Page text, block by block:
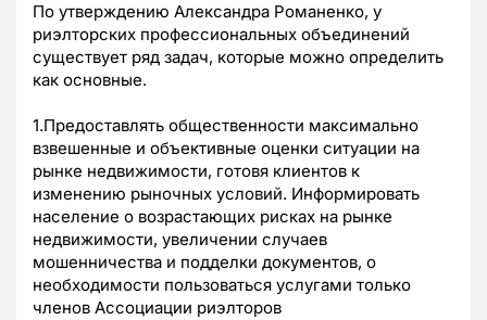
По утверждению Александра Романенко, у
риэлторских профессиональных объединений
существует ряд задач, которые можно определить
как основные.
1.Предоставлять общественности максимально
взвешенные и объективные оценки ситуации на
рынке недвижимости, готовя клиентов к
изменению рыночных условий. Информировать
население о возрастающих рисках на рынке
недвижимости, увеличении случаев
мошенничества и подделки документов, о
необходимости пользоваться услугами только
членов Ассоциации риэлторов